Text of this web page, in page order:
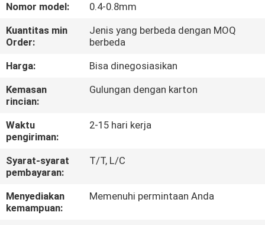
WISATA
PABRIK
KONTROL
KUALITAS
HUBUNGI
KAMI
BERITA
Nomor model:
0.4-0.8mm
Kuantitas min
Order:
Jenis yang berbeda dengan MOQ
berbeda
Harga:
Bisa dinegosiasikan
Kemasan
rincian:
Gulungan dengan karton
Waktu
pengiriman:
2-15 hari kerja
Syarat-syarat
pembayaran:
T/T, L/C
Menyediakan
kemampuan:
Memenuhi permintaan Anda